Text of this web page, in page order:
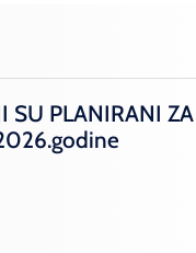
SU PLANIRANI ZA